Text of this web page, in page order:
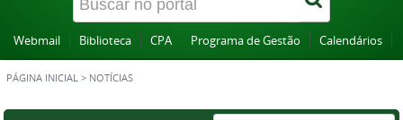
Webmail Biblioteca CPA Programa de Gestão Calendários
PÁGINA INICIAL > NOTÍCIAS